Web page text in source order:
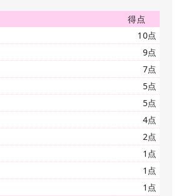
得点
10点
9点
7点
5点
5点
4点
2点
1点
1点
1点